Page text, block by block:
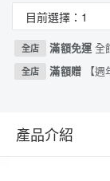
全店 滿額免運全
全店 滿額贈 【
產品介紹